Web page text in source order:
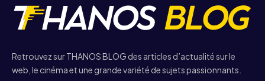
Retrouvez sur THANOS BLOG des articles d’actualité sur le
web, le cinéma et une grande variété de sujets passionnants.